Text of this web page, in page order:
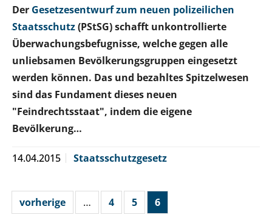
Der Gesetzesentwurf zum neuen polizeilichen
Staatsschutz(PStSG) schafft unkontrollierte
Überwachungsbefugnisse, welche gegen alle
unliebsamen Bevölkerungsgruppen eingesetzt
werden können. Das und bezahltes Spitzelwesen
sind das Fundament dieses neuen
"Feindrechtsstaat", indem die eigene
Bevölkerung…
14.04.2015 Staatsschutzgesetz
vorherige … 4 5 6